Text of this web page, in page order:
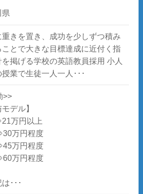
県
重きを置き、成功を少しずつ積み
ことで大きな目標達成に近付く指
を掲げる学校の英語教員採用 小人
業で生徒一人一人･･･
>>
モデル】
万円以上
万円程度
万円程度
万円程度
･･･